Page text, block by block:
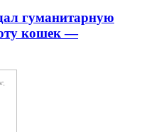
гуманитарную
кошек —